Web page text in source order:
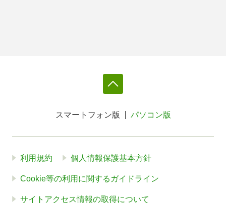
スマートフォン版 パソコン版
利用規約 個人情報保護基本方針
Cookie等の利用に関するガイドライン
サイトアクセス情報の取得について